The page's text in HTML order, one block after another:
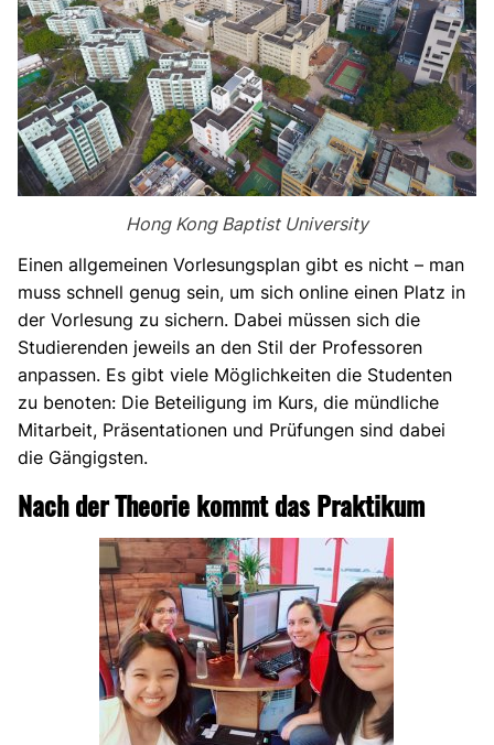
Hong Kong Baptist University
Einen allgemeinen Vorlesungsplan gibt es nicht – man
muss schnell genug sein, um sich online einen Platz in
der Vorlesung zu sichern. Dabei müssen sich die
Studierenden jeweils an den Stil der Professoren
anpassen. Es gibt viele Möglichkeiten die Studenten
zu benoten: Die Beteiligung im Kurs, die mündliche
Mitarbeit, Präsentationen und Prüfungen sind dabei
die Gängigsten.
Nach der Theorie kommt das Praktikum